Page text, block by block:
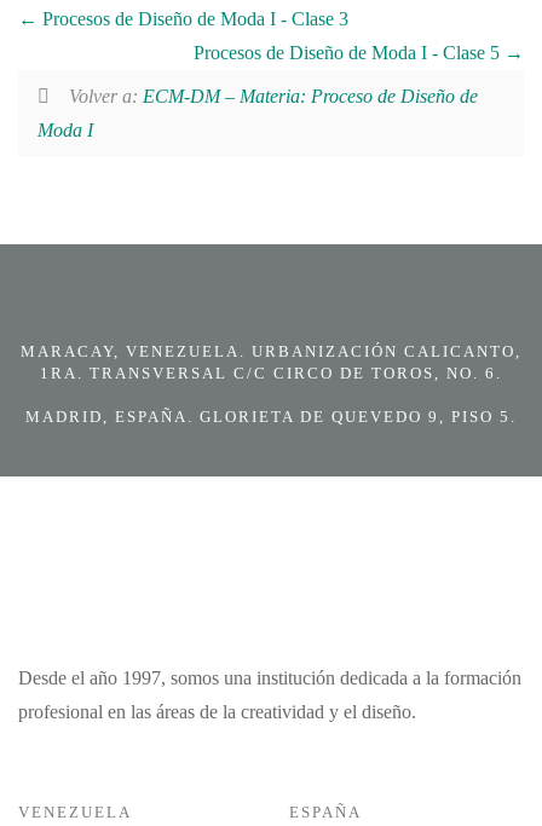
Procesos de Diseño de Moda I - Clase 3
Procesos de Diseño de Moda I - Clase 5
Volver a: ECM-DM – Materia: Proceso de Diseño de
Moda I
MARACAY, VENEZUELA. URBANIZACIÓN CALICANTO,
1RA. TRANSVERSAL C/C CIRCO DE TOROS, NO. 6.
MADRID, ESPAÑA. GLORIETA DE QUEVEDO 9, PISO 5.
Desde el año 1997, somos una institución dedicada a la formación
profesional en las áreas de la creatividad y el diseño.
VENEZUELA ESPAÑA